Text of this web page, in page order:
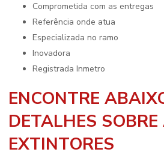
comprometida com as entregas
referência onde atua
especializada no ramo
inovadora
registrada Inmetro
ENCONTRE
DETALHES
EXTINTORES